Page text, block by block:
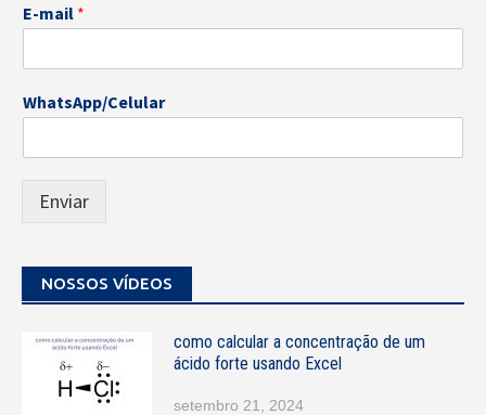
E-mail *
o
e
s
p
WhatsApp/Celular
Enviar
NOSSOS VÍDEOS
como calcular a concentração de um
ácido forte usando Excel
setembro 21, 2024